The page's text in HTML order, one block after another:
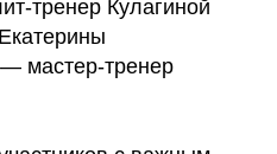
тренер Кулагиной
мастер-тренер